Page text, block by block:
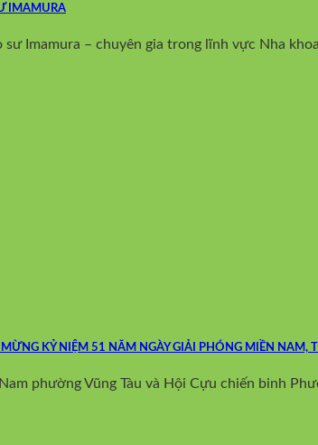
IMAMURA
Imamura – chuyên gia trong lĩnh vực Nha
KỶ NIỆM 51 NĂM NGÀY GIẢI PHÓNG MIỀN
phường Vũng Tàu và Hội Cựu chiến binh